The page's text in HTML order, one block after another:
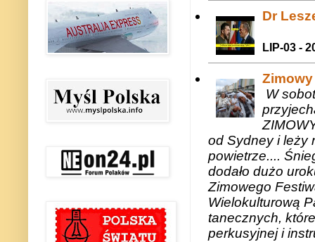
Dr
LIP-03 -
W
od Sydney i leży
powietrze....
dodało dużo
Zimowego
Wielokulturową
tanecznych,
perkusyjnej i